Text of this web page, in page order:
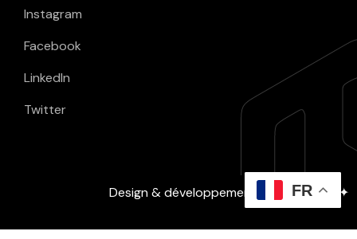
Instagram
Facebook
LinkedIn
Twitter
Design & développement : David Layec ✦
FR